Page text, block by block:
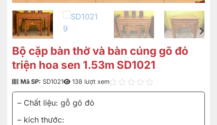
Bộ cặp bàn thờ và bàn cúng gõ đỏ
triện hoa sen 1.53m SD1021
Mã SP: SD1021 138 lượt xem
– Chất liệu: gỗ gõ đỏ
– kích thước: